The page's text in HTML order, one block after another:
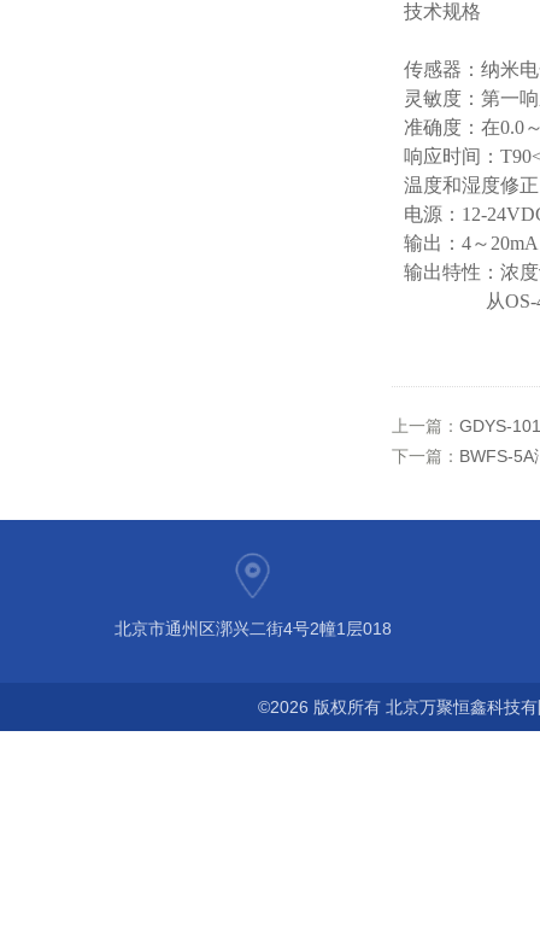
技术规格
传感器：纳米
灵敏度：第一
准确度：在0.0
响应时间：
温度和湿度修
电源：12-
输出：4～
输出特性：浓
从OS-4主体
上一篇： GDYS-
下一篇： BWFS-5A
北京市通州区漷兴二街4号2幢1层018
©2026 版权所有 北京万聚恒鑫科技